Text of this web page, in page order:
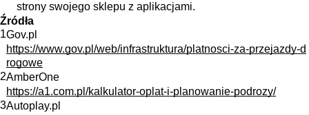
strony swojego sklepu z aplikacjami.
Źródła
1Gov.pl
https://www.gov.pl/web/infrastruktura/platnosci-za-przejazdy-d
rogowe
2AmberOne
https://a1.com.pl/kalkulator-oplat-i-planowanie-podrozy/
3Autoplay.pl